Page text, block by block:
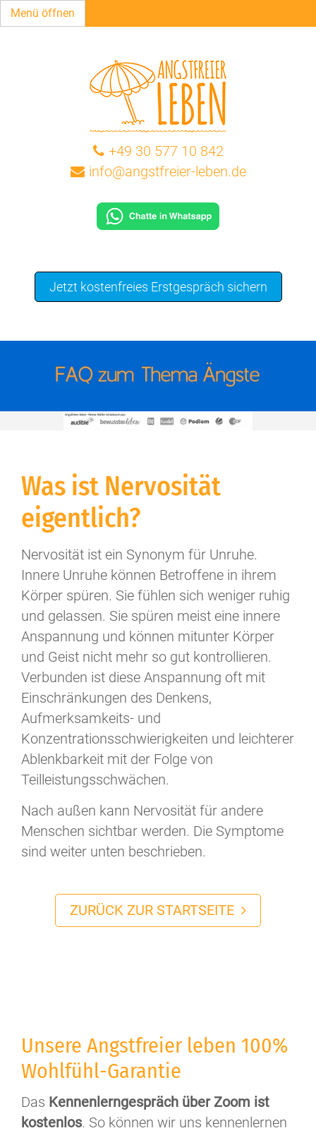
+49 30 577 10 842
info@angstfreier-leben.de
Jetzt kostenfreies Erstgespräch sichern
Menü öffnen
Was ist Nervosität
eigentlich?
Nervosität ist ein Synonym für Unruhe.
Innere Unruhe können Betroffene in ihrem
Körper spüren. Sie fühlen sich weniger ruhig
und gelassen. Sie spüren meist eine innere
Anspannung und können mitunter Körper
und Geist nicht mehr so gut kontrollieren.
Verbunden ist diese Anspannung oft mit
Einschränkungen des Denkens,
Aufmerksamkeits- und
Konzentrationsschwierigkeiten und leichterer
Ablenkbarkeit mit der Folge von
Teilleistungsschwächen.
Nach außen kann Nervosität für andere
Menschen sichtbar werden. Die Symptome
sind weiter unten beschrieben.
ZURÜCK ZUR STARTSEITE
Unsere Angstfreier leben 100%
Wohlfühl-Garantie
Das Kennenlerngespräch über Zoom ist
kostenlos. So können wir uns kennenlernen